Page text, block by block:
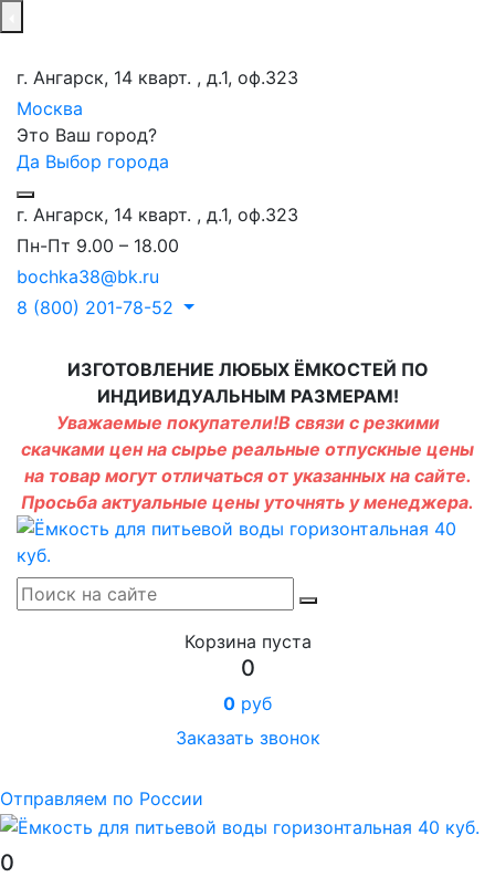
г. Ангарск, 14 кварт. , д.1, оф.323
Москва
Это Ваш город?
Да Выбор города
г. Ангарск, 14 кварт. , д.1, оф.323
Пн-Пт 9.00 – 18.00
bochka38@bk.ru
8 (800) 201-78-52
ИЗГОТОВЛЕНИЕ ЛЮБЫХ ЁМКОСТЕЙ ПО
ИНДИВИДУАЛЬНЫМ РАЗМЕРАМ!
Уважаемые покупатели!В связи с резкими
скачками цен на сырье реальные отпускные цены
на товар могут отличаться от указанных на сайте.
Просьба актуальные цены уточнять у менеджера.
Корзина пуста
0
0 руб
Заказать звонок
Отправляем по России
0